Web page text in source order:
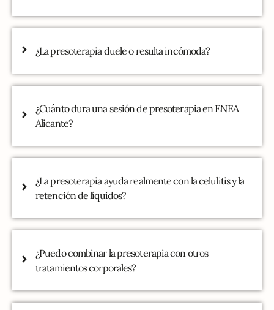
¿La presoterapia duele o resulta incómoda?
¿Cuánto dura una sesión de presoterapia en ENEA
Alicante?
¿La presoterapia ayuda realmente con la celulitis y la
retención de líquidos?
¿Puedo combinar la presoterapia con otros
tratamientos corporales?